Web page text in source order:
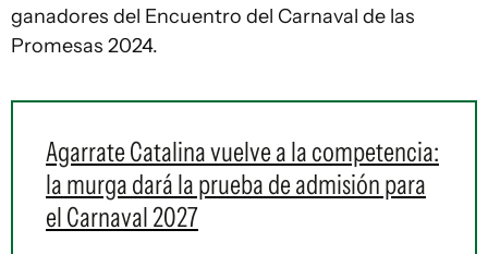
ganadores del Encuentro del Carnaval de las
Promesas 2024.
Agarrate Catalina vuelve a la competencia:
la murga dará la prueba de admisión para
el Carnaval 2027